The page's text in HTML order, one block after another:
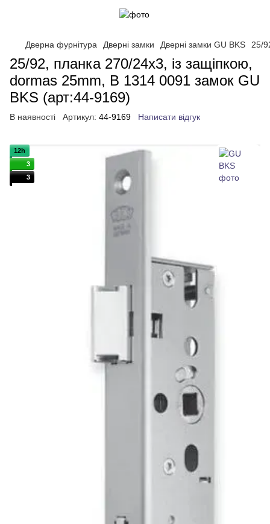
Дверна фурнітура Дверні замки Дверні замки GU BKS 25/
25/92, планка 270/24x3, із защiпкою,
dormas 25mm, B 1314 0091 замок GU
BKS (арт:44-9169)
В наявності Артикул: 44-9169 Написати відгук
12h
3
3